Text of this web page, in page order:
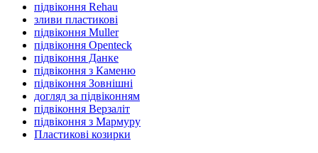
підвіконня Rehau
зливи пластикові
підвіконня Muller
підвіконня Openteck
підвіконня Данке
підвіконня з Каменю
підвіконня Зовнішні
догляд за підвіконням
підвіконня Верзаліт
підвіконня з Мармуру
Пластикові козирки